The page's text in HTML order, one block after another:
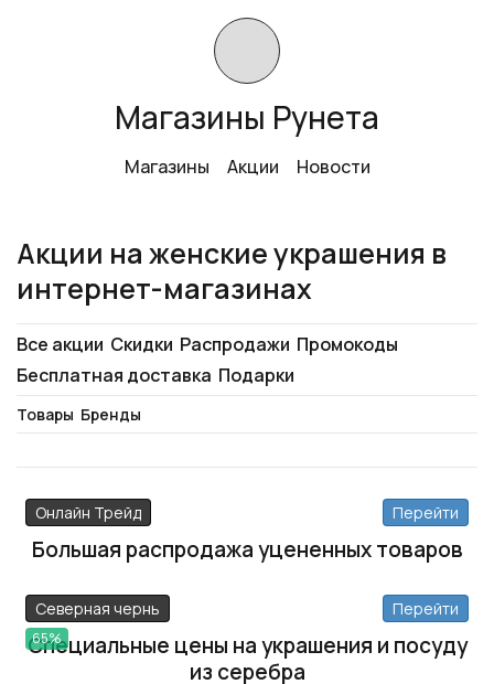
Магазины Рунета
Магазины Акции Новости
Акции на женские украшения в
интернет-магазинах
Все акции Скидки Распродажи Промокоды
Бесплатная доставка Подарки
Товары Бренды
Онлайн Трейд Перейти
Большая распродажа уцененных товаров
Северная чернь
65%
Перейти
Специальные цены на украшения и посуду
из серебра